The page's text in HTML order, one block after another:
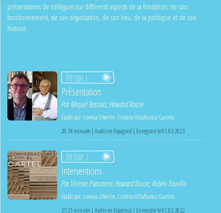
présentations de collègues sur différents aspects de sa fondation, de son
fonctionnement, de son organisation, de son lieu, de sa politique et de son
histoire.
Épisode 1
Présentation
ParMiquel Bassols;Howard Rouse
Établi par: Lorena Oberlin Cristina Villafranca Garreta
28:34 minutes | Audio en Espagnol | Enregistré le 01.03.2023
Épisode 2
Interventions
ParVicente Palomera;Howard Rouse;Rubén Touriño
Établi par: Lorena Oberlin Cristina Villafranca Garreta
27:21 minutes | Audio en Espagnol | Enregistré le 01.03.2022